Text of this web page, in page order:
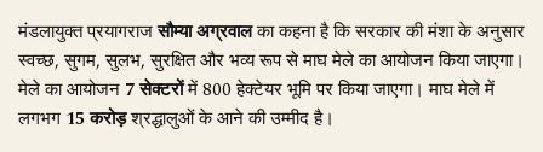
मंडलायुक्त प्रयागराजसौम्या अग्रवालका कहना है कि सरकार की मंशा के अनुसार
स्वच्छ, सुगम, सुलभ, सुरक्षित और भव्य रूप से माघ मेले का आयोजन किया जाएगा।
मेले का आयोजन 7 सेक्टरोंमें 800 हेक्टेयर भूमि पर किया जाएगा। माघ मेले में
लगभग 15 करोड़श्रद्धालुओं के आने की उम्मीद है।